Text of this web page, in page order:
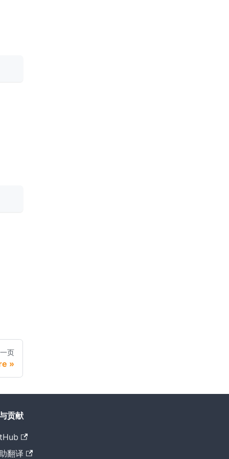
页
贡献
翻译